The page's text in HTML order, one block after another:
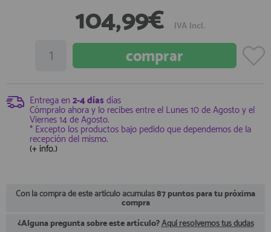
AFILIADOS
910 60 71 03
HORARIO de TIENDA:
de 10:00 a 20:00 de Lunes a Viernes
Sábados de 10:00 a 14:00
info@francobordo.com
registro profesional
104,99€ IVA Incl.
Entrega en 2-4 días días
Cómpralo ahora y lo recibes entre el Lunes 10 de Agostoy el
Viernes 14 de Agosto.
* Excepto los productos bajo pedido que dependemos de la
recepción del mismo.
(+ info.)
Con la compra de este artículo acumulas87 puntos para tu próxima
compra
¿Alguna pregunta sobre este artículo?Aquí resolvemos tus dudas